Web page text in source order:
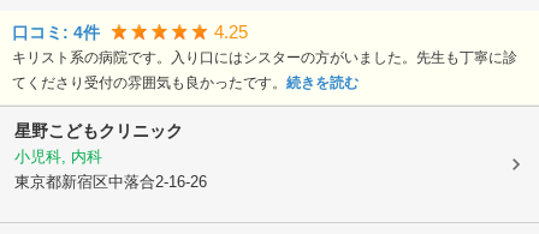
口コミ: 4件 4.25
キリスト系の病院です。入り口にはシスターの方がいました。先生も丁寧に診
てくださり受付の雰囲気も良かったです。 続きを読む
星野こどもクリニック
小児科, 内科
東京都新宿区中落合2-16-26